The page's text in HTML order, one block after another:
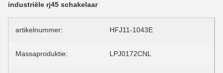
industriële rj45 schakelaar
artikelnummer: HFJ11-1043E
Massaproduktie: LPJ0172CNL